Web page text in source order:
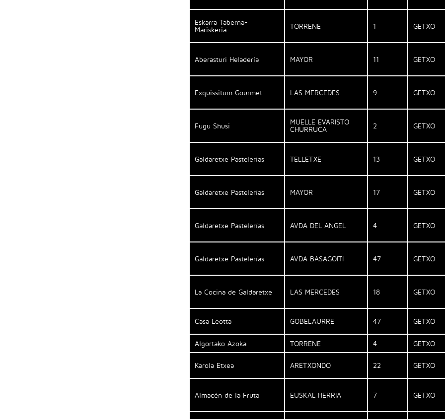
Eskarra Taberna-
Mariskeria
TORRENE 1 GETXO
Aberasturi Heladería MAYOR 11 GETXO
Exquissitum Gourmet LAS MERCEDES 9 GETXO
Fugu Shusi
MUELLE EVARISTO
CHURRUCA
2 GETXO
Galdaretxe Pastelerías TELLETXE 13 GETXO
Galdaretxe Pastelerías MAYOR 17 GETXO
Galdaretxe Pastelerías AVDA DEL ANGEL 4 GETXO
Galdaretxe Pastelerías AVDA BASAGOITI 47 GETXO
La Cocina de Galdaretxe LAS MERCEDES 18 GETXO
Casa Leotta GOBELAURRE 47 GETXO
Algortako Azoka TORRENE 4 GETXO
Karola Etxea ARETXONDO 22 GETXO
Almacén de la Fruta EUSKAL HERRIA 7 GETXO